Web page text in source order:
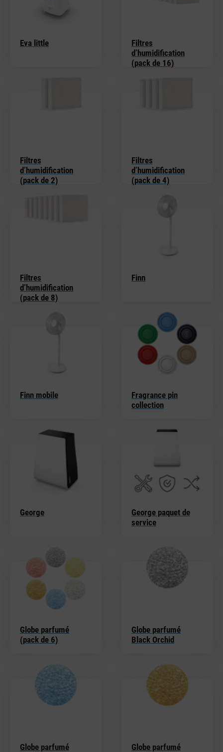
Eva little
Filtres
d’humidification
(pack de 16)
Filtres
d’humidification
(pack de 2)
Filtres
d’humidification
(pack de 4)
Filtres
d’humidification
(pack de 8)
Finn
Finn mobile
Fragrance pin
collection
George
George paquet de
service
Globe parfumé
(pack de 6)
Globe parfumé
Black Orchid
Globe parfumé
Globe parfumé